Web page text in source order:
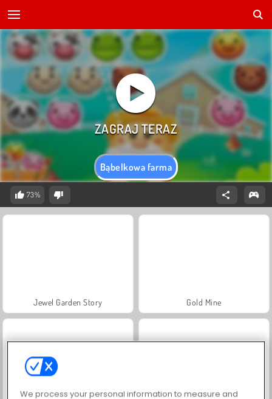
Bąbelkowa farma
73%
Jewel Garden Story Gold Mine
We process your personal information to measure and